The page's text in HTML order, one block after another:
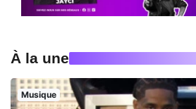
À la une
Musique